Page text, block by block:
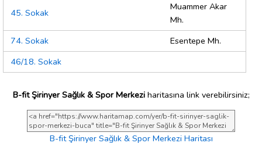
45. Sokak
Muammer Akar
Mh.
74. Sokak
Esentepe Mh.
46/18. Sokak
B-fit Şirinyer Sağlık & Spor Merkeziharitasına link verebilirsiniz;
B-fit Şirinyer Sağlık & Spor Merkezi Haritası